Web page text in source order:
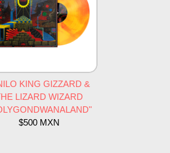
KING GIZZARD &
LIZARD WIZARD
$500 MXN